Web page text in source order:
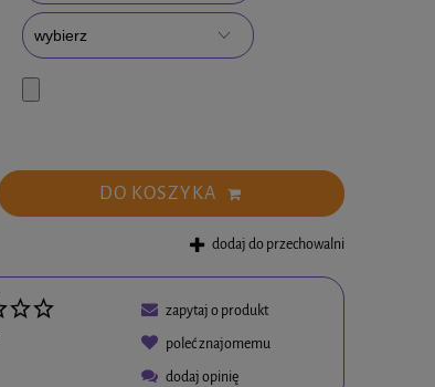
DO KOSZYKA
dodaj do przechowalni
zapytaj o produkt
poleć znajomemu
dodaj opinię